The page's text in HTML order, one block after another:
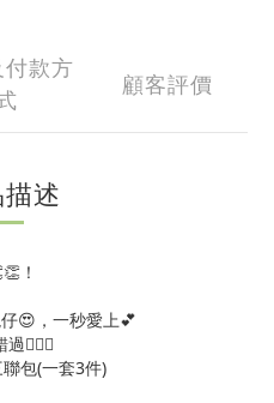
款方
顧客評價
述
！
😍，一秒愛上💕
🙆🏻‍♀
包(一套3件)